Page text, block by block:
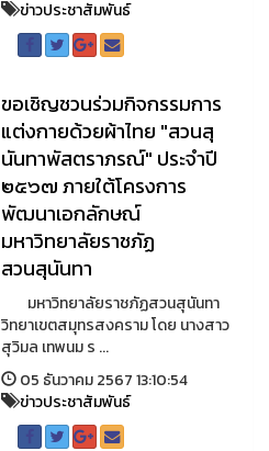
ข่าวประชาสัมพันธ์
ขอเชิญชวนร่วมกิจกรรมการ
แต่งกายด้วยผ้าไทย "สวนสุ
นันทาพัสตราภรณ์" ประจำปี
๒๕๖๗ ภายใต้โครงการ
พัฒนาเอกลักษณ์
มหาวิทยาลัยราชภัฏ
สวนสุนันทา
มหาวิทยาลัยราชภัฏสวนสุนันทา
วิทยาเขตสมุทรสงคราม โดย นางสาว
สุวิมล เทพนม ร ...
05 ธันวาคม 2567 13:10:54
ข่าวประชาสัมพันธ์